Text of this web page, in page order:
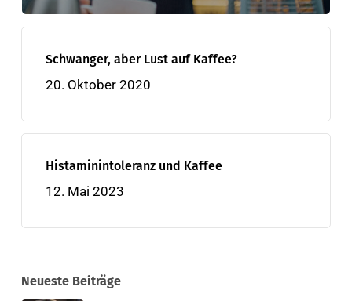
Schwanger, aber Lust auf Kaffee?
20. Oktober 2020
Histaminintoleranz und Kaffee
12. Mai 2023
Neueste Beiträge